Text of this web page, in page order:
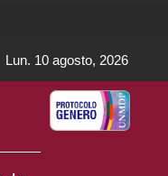
Lun. 10 agosto, 2026